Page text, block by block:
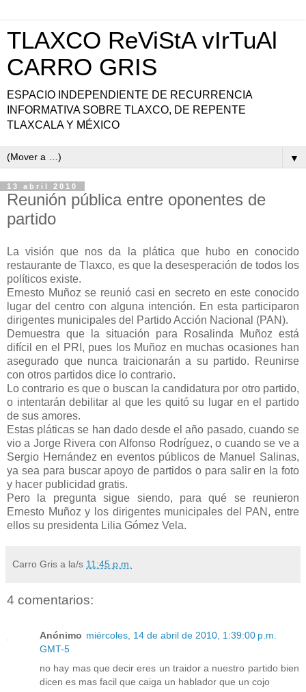
TLAXCO ReViStA vIrTuAl
CARRO GRIS
ESPACIO INDEPENDIENTE DE RECURRENCIA
INFORMATIVA SOBRE TLAXCO, DE REPENTE
TLAXCALA Y MÉXICO
▼
13 abril 2010
Reunión pública entre oponentes de
partido
La visión que nos da la plática que hubo en conocido
restaurante de Tlaxco, es que la desesperación de todos los
políticos existe.
Ernesto Muñoz se reunió casi en secreto en este conocido
lugar del centro con alguna intención. En esta participaron
dirigentes municipales del Partido Acción Nacional (PAN).
Demuestra que la situación para Rosalinda Muñoz está
difícil en el PRI, pues los Muñoz en muchas ocasiones han
asegurado que nunca traicionarán a su partido. Reunirse
con otros partidos dice lo contrario.
Lo contrario es que o buscan la candidatura por otro partido,
o intentarán debilitar al que les quitó su lugar en el partido
de sus amores.
Estas pláticas se han dado desde el año pasado, cuando se
vio a Jorge Rivera con Alfonso Rodríguez, o cuando se ve a
Sergio Hernández en eventos públicos de Manuel Salinas,
ya sea para buscar apoyo de partidos o para salir en la foto
y hacer publicidad gratis.
Pero la pregunta sigue siendo, para qué se reunieron
Ernesto Muñoz y los dirigentes municipales del PAN, entre
ellos su presidenta Lilia Gómez Vela.
Carro Gris a la/s 11:45 p.m.
4 comentarios:
Anónimo miércoles, 14 de abril de 2010, 1:39:00 p.m.
GMT-5
no hay mas que decir eres un traidor a nuestro partido bien
dicen es mas facil que caiga un hablador que un cojo